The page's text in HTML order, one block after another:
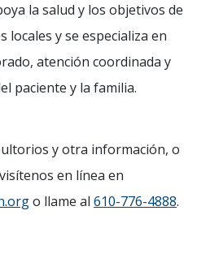
la salud y los objetivos de
locales y se especializa en
atención coordinada y
paciente y la familia.
y otra información, o
en línea en
o llame al 610-776-4888.